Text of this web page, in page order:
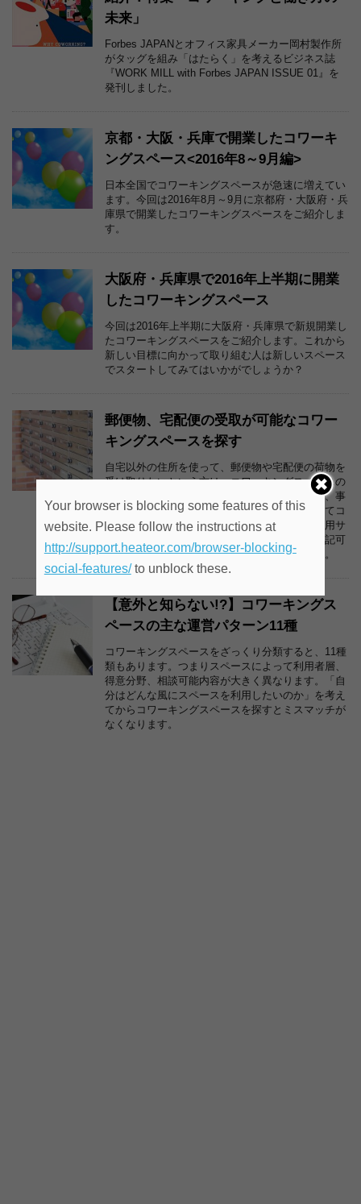
未来」
Forbes JAPANとオフィス家具メーカー岡村製作所
がタッグを組み「はたらく」を考えるビジネス誌
『WORK MILL with Forbes JAPAN ISSUE 01』を
発刊しました。
京都・大阪・兵庫で開業したコワーキ
ングスペース<2016年8～9月編>
日本全国でコワーキングスペースが急速に増えてい
ます。今回は2016年8月～9月に京都府・大阪府・兵
庫県で開業したコワーキングスペースをご紹介しま
す。
大阪府・兵庫県で2016年上半期に開業
したコワーキングスペース
今回は2016年上半期に大阪府・兵庫県で新規開業し
たコワーキングスペースをご紹介します。これから
新しい目標に向かって取り組む人は新しいスペース
でスタートしてみてはいかがでしょうか？
郵便物、宅配便の受取が可能なコワー
キングスペースを探す
自宅以外の住所を使って、郵便物や宅配便の荷物を
受け取りたいという方は、コワーキングスペースの
郵便受取サービスがあります。多くの場合には、事
業上、名刺やホームページに記載する住所としてコ
ワーキングスペースの住所を利用できる住所利用サ
ービスやコワーキングスペースの住所で法人登記可
能な法人登記サービスとセットになっています。
【意外と知らない!?】コワーキングス
ペースの主な運営パターン11種
コワーキングスペースをざっくり分類すると、11種
類もあります。つまりスペースによって利用者層、
得意分野、相談可能内容が大きく異なります。「自
分はどんな風にスペースを利用したいのか」を考え
てからコワーキングスペースを探すとミスマッチが
なくなります。
Your browser is blocking some features of this
website. Please follow the instructions at
http://support.heateor.com/browser-blocking-
social-features/to unblock these.